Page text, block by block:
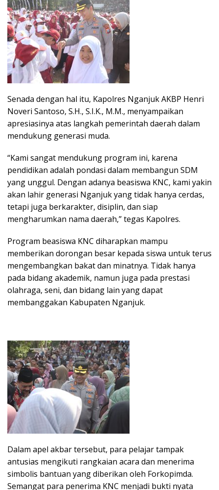
Senada dengan hal itu, Kapolres Nganjuk AKBP Henri
Noveri Santoso, S.H., S.I.K., M.M., menyampaikan
apresiasinya atas langkah pemerintah daerah dalam
mendukung generasi muda.
“Kami sangat mendukung program ini, karena
pendidikan adalah pondasi dalam membangun SDM
yang unggul. Dengan adanya beasiswa KNC, kami yakin
akan lahir generasi Nganjuk yang tidak hanya cerdas,
tetapi juga berkarakter, disiplin, dan siap
mengharumkan nama daerah,” tegas Kapolres.
Program beasiswa KNC diharapkan mampu
memberikan dorongan besar kepada siswa untuk terus
mengembangkan bakat dan minatnya. Tidak hanya
pada bidang akademik, namun juga pada prestasi
olahraga, seni, dan bidang lain yang dapat
membanggakan Kabupaten Nganjuk.
Dalam apel akbar tersebut, para pelajar tampak
antusias mengikuti rangkaian acara dan menerima
simbolis bantuan yang diberikan oleh Forkopimda.
Semangat para penerima KNC menjadi bukti nyata